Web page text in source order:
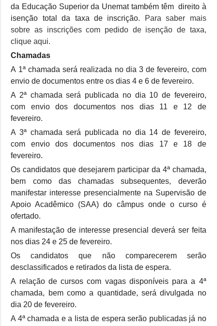
da Educação Superior da Unemat também têm direito à
isenção total da taxa de inscrição.
Para saber mais
sobre as inscrições com pedido de isenção de taxa,
clique aqui.
Chamadas
A 1ª chamada será realizada no dia 3 de fevereiro, com
envio de documentos entre os dias 4 e 6 de fevereiro.
A 2ª chamada será publicada no dia 10 de fevereiro,
com envio dos documentos nos dias 11 e 12 de
fevereiro.
A 3ª chamada será publicada no dia 14 de fevereiro,
com envio dos documentos nos dias 17 e 18 de
fevereiro.
Os candidatos que desejarem participar da 4ª chamada,
bem como das chamadas subsequentes, deverão
manifestar interesse presencialmente na Supervisão de
Apoio Acadêmico (SAA) do câmpus onde o curso é
ofertado.
A manifestação de interesse presencial deverá ser feita
nos dias 24 e 25 de fevereiro.
Os candidatos que não comparecerem serão
desclassificados e retirados da lista de espera.
A relação de cursos com vagas disponíveis para a 4ª
chamada, bem como a quantidade, será divulgada no
dia 20 de fevereiro.
A 4ª chamada e a lista de espera serão publicadas já no